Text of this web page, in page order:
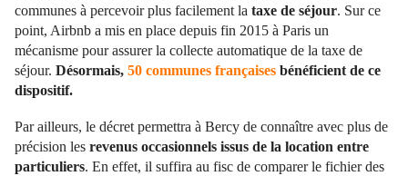
communes à percevoir plus facilement la taxe de séjour. Sur ce
point, Airbnb a mis en place depuis fin 2015 à Paris un
mécanisme pour assurer la collecte automatique de la taxe de
séjour. Désormais, 50 communes françaises bénéficient de ce
dispositif.
Par ailleurs, le décret permettra à Bercy de connaître avec plus de
précision les revenus occasionnels issus de la location entre
particuliers. En effet, il suffira au fisc de comparer le fichier des